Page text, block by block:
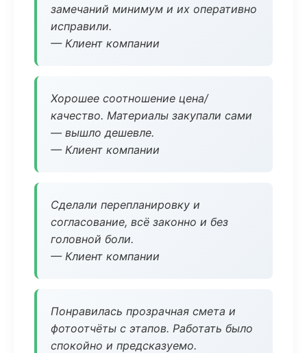
замечаний минимум и их оперативно
исправили.
— Клиент компании
Хорошее соотношение цена/
качество. Материалы закупали сами
— вышло дешевле.
— Клиент компании
Сделали перепланировку и
согласование, всё законно и без
головной боли.
— Клиент компании
Понравилась прозрачная смета и
фотоотчёты с этапов. Работать было
спокойно и предсказуемо.